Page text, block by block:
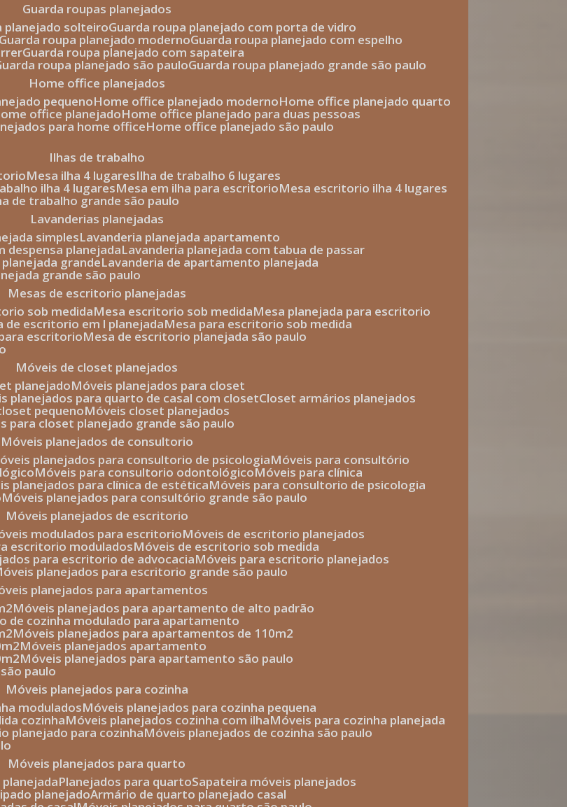
guarda roupas planejados
planejado solteiro guarda roupa planejado com porta de vidro
guarda roupa planejado moderno guarda roupa planejado com espelho
guarda roupa planejado com sapateira
guarda roupa planejado são paulo
guarda roupa planejado grande são paulo
home office planejados
pequeno home office planejado moderno home office planejado quarto
office planejado home office planejado para duas pessoas
para home office home office planejado são paulo
ilhas de trabalho
mesa ilha 4 lugares ilha de trabalho 6 lugares
ilha 4 lugares mesa em ilha para escritorio mesa escritorio ilha 4 lugares
de trabalho grande são paulo
lavanderias planejadas
simples lavanderia planejada apartamento
despensa planejada lavanderia planejada com tabua de passar
planejada grande lavanderia de apartamento planejada
grande são paulo
mesas de escritorio planejadas
sob medida mesa escritorio sob medida mesa planejada para escritorio
de escritorio em l planejada mesa para escritorio sob medida
para escritorio mesa de escritorio planejada são paulo
móveis de closet planejados
planejado móveis planejados para closet
planejados para quarto de casal com closet closet armários planejados
pequeno móveis closet planejados
para closet planejado grande são paulo
móveis planejados de consultorio
móveis planejados para consultorio de psicologia móveis para consultório
móveis para consultorio odontológico móveis para clínica
planejados para clínica de estética móveis para consultorio de psicologia
móveis planejados para consultório grande são paulo
móveis planejados de escritorio
modulados para escritorio móveis de escritorio planejados
escritorio modulados móveis de escritorio sob medida
para escritorio de advocacia móveis para escritorio planejados
móveis planejados para escritorio grande são paulo
planejados para apartamentos
móveis planejados para apartamento de alto padrão
de cozinha modulado para apartamento
móveis planejados para apartamentos de 110m2
móveis planejados apartamento
móveis planejados para apartamento são paulo
paulo
móveis planejados para cozinha
modulados móveis planejados para cozinha pequena
cozinha móveis planejados cozinha com ilha móveis para cozinha planejada
planejado para cozinha móveis planejados de cozinha são paulo
móveis planejados para quarto
planejada planejados para quarto sapateira móveis planejados
planejado armário de quarto planejado casal